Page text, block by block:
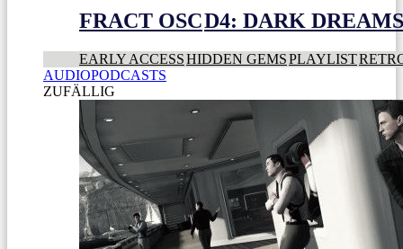
FRACT OSCD4: DARK
EARLY ACCESSHIDDEN GEMSPLAYLIST
AUDIOPODCASTS
ZUFÄLLIG